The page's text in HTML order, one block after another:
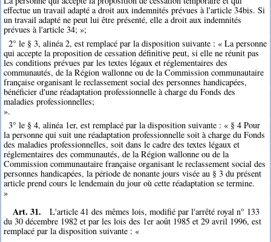
effectue un travail adapté a droit aux indemnités prévues à l'article 34bis. Si
un travail adapté ne peut lui être présenté, elle a droit aux indemnités
prévues à l'article 34; »;
2° le § 3, alinéa 2, est remplacé par la disposition suivante : « La personne
qui accepte la proposition de cessation définitive peut, si elle ne réunit pas
les conditions prévues par les textes légaux et réglementaires des
communautés, de la Région wallonne ou de la Commission communautaire
française organisant le reclassement social des personnes handicapées,
bénéficier d'une réadaptation professionnelle à charge du Fonds des
maladies professionnelles;
».
3° le § 4, alinéa 1er, est remplacé par la disposition suivante : « § 4 Pour
la personne qui suit une réadaptation professionnelle soit à charge du Fonds
des maladies professionnelles, soit dans le cadre des textes légaux et
réglementaires des communautés, de la Région wallonne ou de la
Commission communautaire française organisant le reclassement social des
personnes handicapées, la période de nonante jours visée au § 3 du présent
article prend cours le lendemain du jour où cette réadaptation se termine.
»
Art. 31.
L'article 41 des mêmes lois, modifié par l'arrêté royal n° 133
du 30 décembre 1982 et par les lois des 1er août 1985 et 29 avril 1996, est
remplacé par la disposition suivante : «